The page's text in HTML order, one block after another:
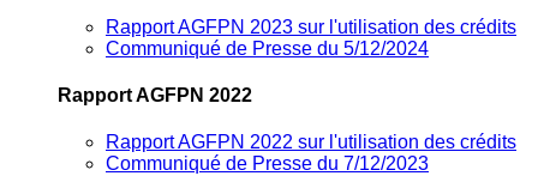
Rapport AGFPN 2023 sur l'utilisation des crédits
Communiqué de Presse du 5/12/2024
Rapport AGFPN 2022
Rapport AGFPN 2022 sur l'utilisation des crédits
Communiqué de Presse du 7/12/2023